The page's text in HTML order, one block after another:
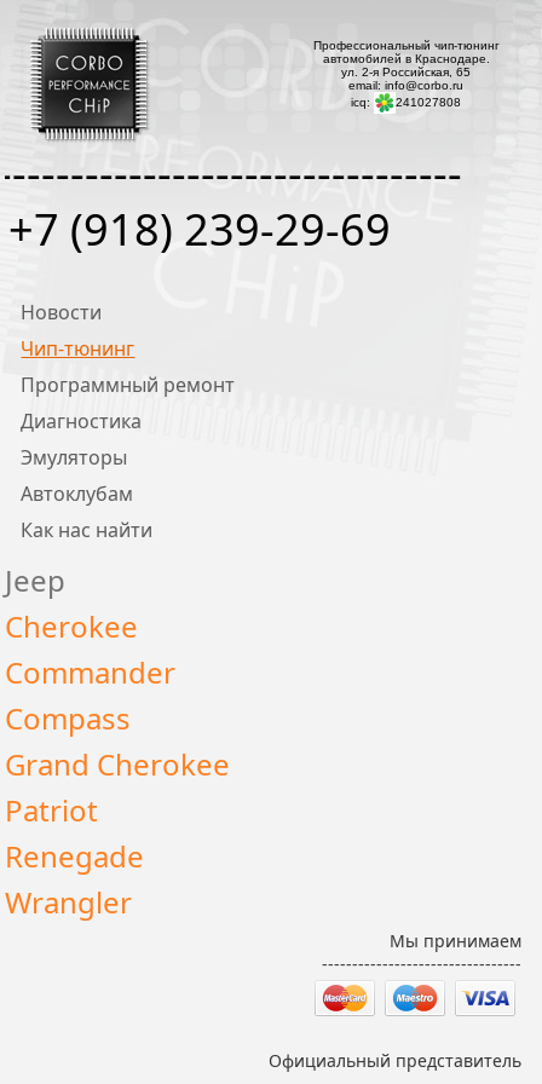
+7 (918) 239-29-69
Профессиональный чип-тюнинг
автомобилей в Краснодаре.
ул. 2-я Российская, 65
email: info@corbo.ru
icq:
241027808
Новости
Чип-тюнинг
Программный ремонт
Диагностика
Эмуляторы
Автоклубам
Как нас найти
Jeep
Cherokee
Commander
Compass
Grand Cherokee
Patriot
Renegade
Wrangler
Мы принимаем
---------------------------------
Официальный представитель